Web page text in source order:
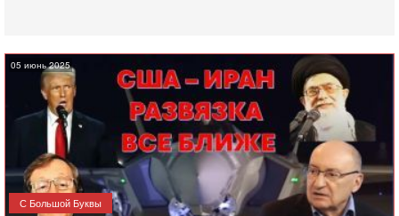
05 июнь 2025
С Большой Буквы